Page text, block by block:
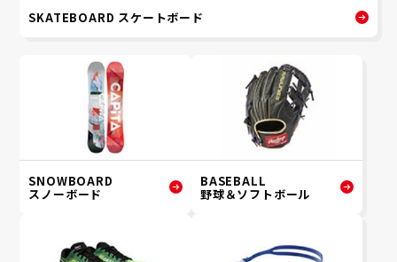
SKATEBOARD スケートボード
SNOWBOARD
スノーボード
BASEBALL
野球＆ソフトボール